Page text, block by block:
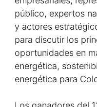
público, expertos
y actores
para discutir los
oportunidades en
energética,
energética para